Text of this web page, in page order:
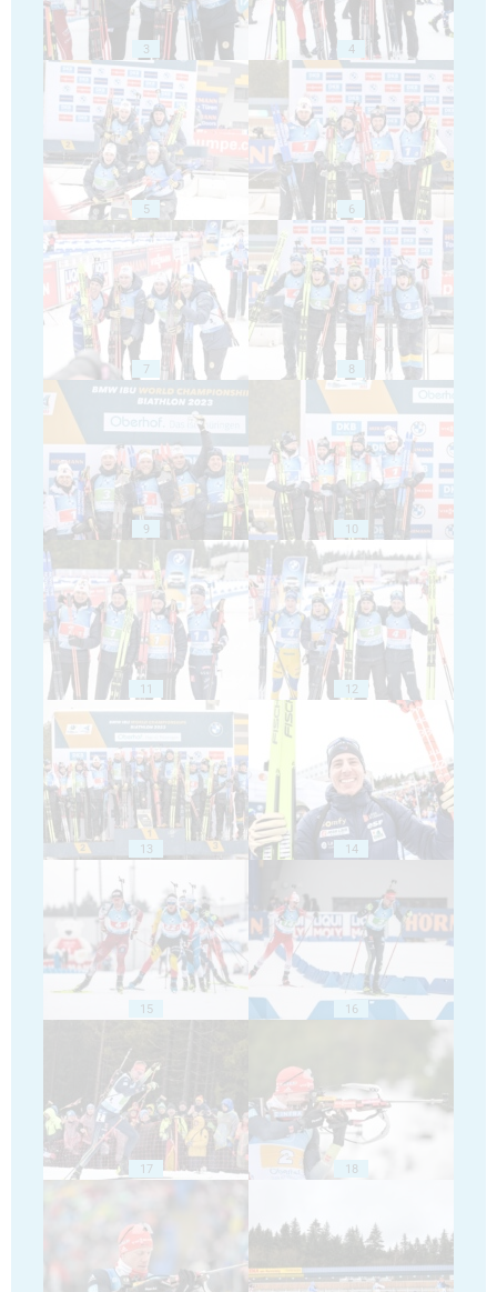
3 4
5 6
7 8
9 10
11 12
13 14
15 16
17 18